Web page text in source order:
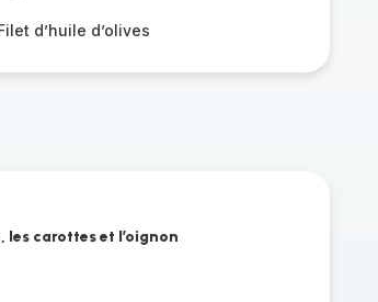
d’huile d’olives
les carottes et l’oignon